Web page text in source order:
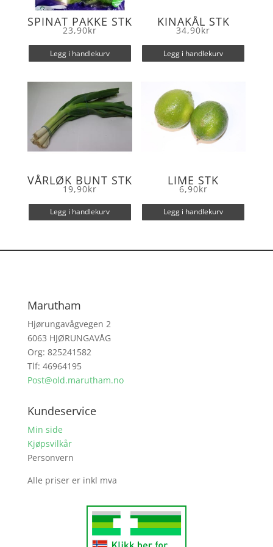
SPINAT PAKKE STK
23,90kr
Legg i handlekurv
KINAKÅL STK
34,90kr
Legg i handlekurv
VÅRLØK BUNT STK
19,90kr
Legg i handlekurv
LIME STK
6,90kr
Legg i handlekurv
Marutham
Hjørungavågvegen 2
6063 HJØRUNGAVÅG
Org: 825241582
Tlf: 46964195
Post@old.marutham.no
Kundeservice
Min side
Kjøpsvilkår
Personvern
Alle priser er inkl mva